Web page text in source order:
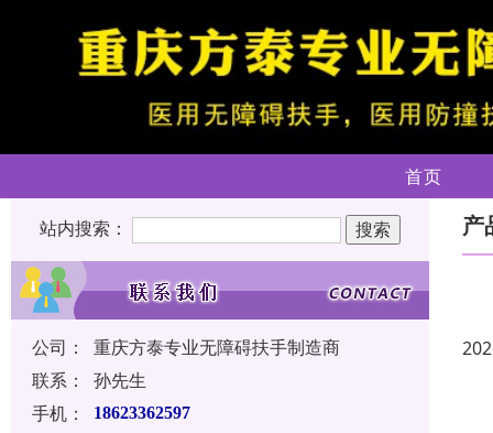
首页
站内搜索：
公司：
重庆方泰专业无障碍扶手制造商
联系：
孙先生
手机：
18623362597
产